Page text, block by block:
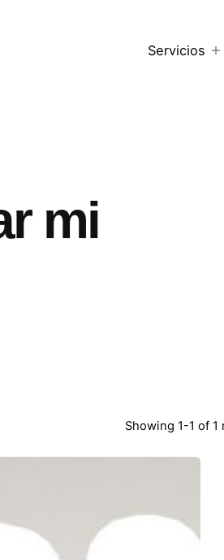
Servicios
mi
Showing 1-1 of 1